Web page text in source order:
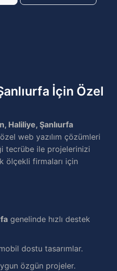
İçin Özel
Haliliye, Şanlıurfa
web yazılım çözümleri
tecrübe ile projelerinizi
ölçekli firmaları için
genelinde hızlı destek
dostu tasarımlar.
özgün projeler.